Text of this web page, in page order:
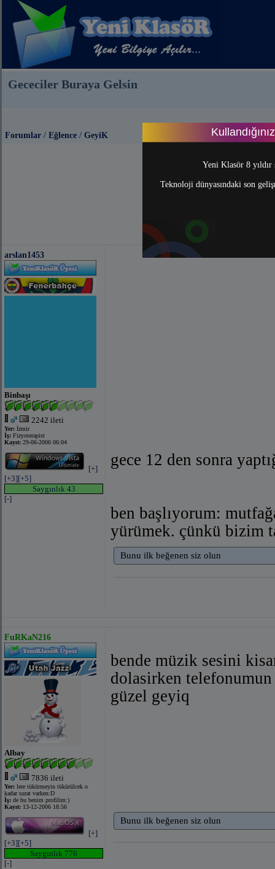
Yeni Klasör 8
Teknoloji dünyasındaki son
Gececiler Buraya Gelsin
Forumlar / Eğlence / GeyiK
arslan1453
Binbaşı
2242 ileti
Yer: İzmir
İş: Fizyoterapist
Kayıt: 29-06-2006 06:04
[+]
[+3][+5]
Saygınlık 43
[-]
gece 12 den sonra
ben başlıyorum:
yürümek. çünkü bizim
Bunu ilk beğenen siz olun
FuRKaN216
Albay
7836 ileti
Yer: lere tükürmeyin tükürülcek o
kadar surat varken:D
İş: de bu benim profilim:)
Kayıt: 13-12-2006 18:56
[+]
[+3][+5]
Saygınlık 776
[-]
bende müzik sesini
dolasirken
güzel geyiq
Bunu ilk beğenen siz olun